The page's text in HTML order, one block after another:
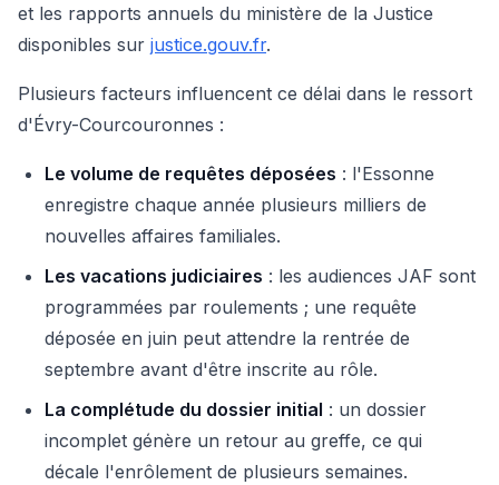
et les rapports annuels du ministère de la Justice
disponibles sur justice.gouv.fr.
Plusieurs facteurs influencent ce délai dans le ressort
d'Évry-Courcouronnes :
Le volume de requêtes déposées : l'Essonne
enregistre chaque année plusieurs milliers de
nouvelles affaires familiales.
Les vacations judiciaires : les audiences JAF sont
programmées par roulements ; une requête
déposée en juin peut attendre la rentrée de
septembre avant d'être inscrite au rôle.
La complétude du dossier initial : un dossier
incomplet génère un retour au greffe, ce qui
décale l'enrôlement de plusieurs semaines.